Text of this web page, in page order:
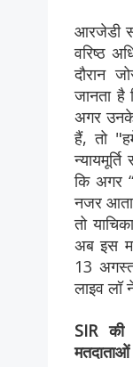
आरजेडी
वरिष्ठ
दौरान
जानता
अगर उनके
हैं, तो
कि अगर
नजर आता
तो
अब इस
13
लाइव लॉ
SIR